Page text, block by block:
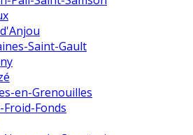
Saint-Gault
en-Grenouilles
Fonds